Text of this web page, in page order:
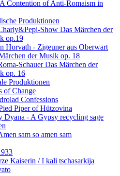
Contention of Anti-Romaism in
Produktionen
Show Das Märchen der
op.19
Horvath - Zigeuner aus Oberwart
der Musik op. 18
Schauer Das Märchen der
op. 16
Produktionen
of Change
Confessions
Piper of Hützovina
Dyana - A Gypsy recycling sage
sam so amen sam
Kaiserin / I kali tschasarkija